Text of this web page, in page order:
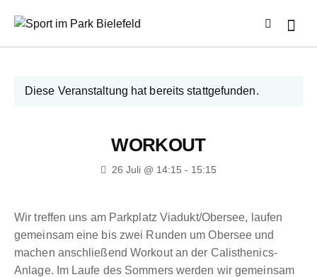
Diese Veranstaltung hat bereits stattgefunden.
WORKOUT
26 Juli @ 14:15 - 15:15
Wir treffen uns am Parkplatz Viadukt/Obersee, laufen
gemeinsam eine bis zwei Runden um Obersee und
machen anschließend Workout an der Calisthenics-
Anlage. Im Laufe des Sommers werden wir gemeinsam